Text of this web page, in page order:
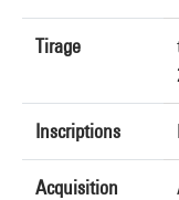
Tirage
Inscriptions
Acquisition